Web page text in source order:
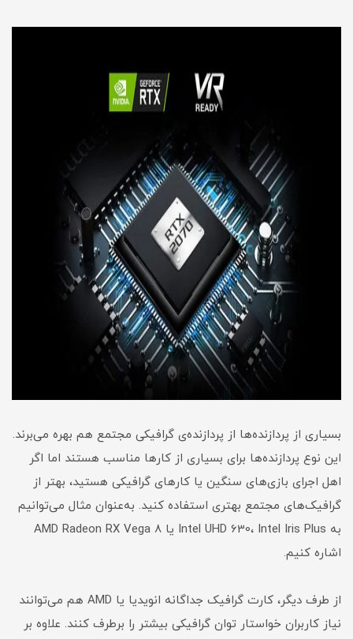
بسیاری از پردازنده‌ها از پردازنده‌ی گرافیکی مجتمع هم بهره می‌برند.
این نوع پردازنده‌ها برای بسیاری از کارها مناسب هستند اما اگر
اهل اجرای بازی‌های سنگین یا کارهای گرافیکی هستید، بهتر از
گرافیک‌های مجتمع بهتری استفاده کنید. به‌عنوان مثال می‌توانیم
به Intel UHD 630، Intel Iris Plus یا AMD Radeon RX Vega 8
اشاره کنیم.
از طرف دیگر، کارت گرافیک جداگانه انویدیا یا AMD هم می‌توانند
نیاز کاربران خواستار توان گرافیکی بیشتر را برطرف کنند. علاوه بر